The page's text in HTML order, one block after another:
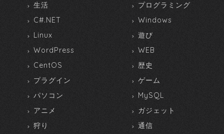
生活
プログラミング
C#.NET
Windows
Linux
遊び
WordPress
WEB
CentOS
歴史
プラグイン
ゲーム
パソコン
MySQL
アニメ
ガジェット
狩り
通信